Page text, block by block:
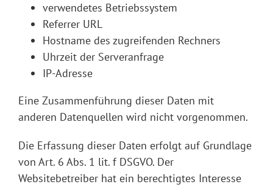
verwendetes Betriebssystem
Referrer URL
Hostname des zugreifenden Rechners
Uhrzeit der Serveranfrage
IP-Adresse
Eine Zusammenführung dieser Daten mit
anderen Datenquellen wird nicht vorgenommen.
Die Erfassung dieser Daten erfolgt auf Grundlage
von Art. 6 Abs. 1 lit. f DSGVO. Der
Websitebetreiber hat ein berechtigtes Interesse